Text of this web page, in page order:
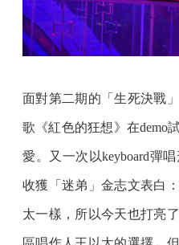
面對第二期的「生死決戰
歌《紅色的狂想》在demo
愛。又一次以keyboard彈
收獲「迷弟」金志文表白
太一樣，所以今天也打亮